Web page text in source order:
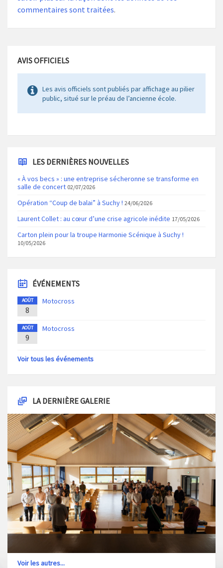
commentaires sont traitées.
AVIS OFFICIELS
Les avis officiels sont publiés par affichage au pilier
public, situé sur le préau de l’ancienne école.
LES DERNIÈRES NOUVELLES
« À vos becs » : une entreprise sécheronne se transforme en
salle de concert 02/07/2026
Opération “Coup de balai” à Suchy ! 24/06/2026
Laurent Collet : au cœur d’une crise agricole inédite 17/05/2026
Carton plein pour la troupe Harmonie Scénique à Suchy !
10/05/2026
ÉVÉNEMENTS
AOÛT
8
Motocross
AOÛT
9
Motocross
Voir tous les événements
LA DERNIÈRE GALERIE
Voir les autres...